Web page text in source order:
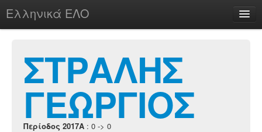
Ελληνικά ΕΛΟ
chesstu.be @ discord
Login
ΣΤΡΑΛΗΣ
ΓΕΩΡΓΙΟΣ
Περίοδος 2017A : 0 -> 0